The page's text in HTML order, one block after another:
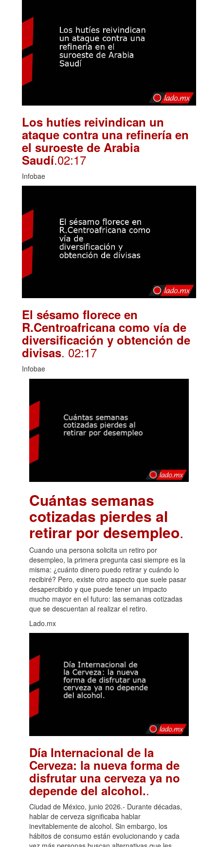
Los hutíes reivindican un
ataque contra una refinería en
el suroeste de Arabia
Saudí.02:17
Infobae
El sésamo florece en
R.Centroafricana como vía de
diversificación y obtención de
divisas. 02:17
Infobae
Cuántas semanas
cotizadas pierdes al
retirar por desempleo.
Cuando una persona solicita un retiro por
desempleo, la primera pregunta casi siempre es la
misma: ¿cuánto dinero puedo retirar y cuándo lo
recibiré? Pero, existe otro aspecto que suele pasar
desapercibido y que puede tener un impacto
mucho mayor en el futuro: las semanas cotizadas
que se descuentan al realizar el retiro.
Lado.mx
Día Internacional de la
Cerveza: la nueva forma de
disfrutar una cerveza ya no
depende del alcohol..
Ciudad de México, junio 2026.- Durante décadas,
hablar de cerveza significaba hablar
inevitablemente de alcohol. Sin embargo, los
hábitos de consumo están evolucionando y cada